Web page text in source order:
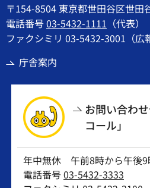
〒154-8504 東京都世田谷区世田
電話番号03-5432-1111 （代表）
ファクシミリ 03-5432-3001（広
庁舎案内
お問い合わ
コール」
年中無休 午前8時から午後9
電話番号03-5432-3333